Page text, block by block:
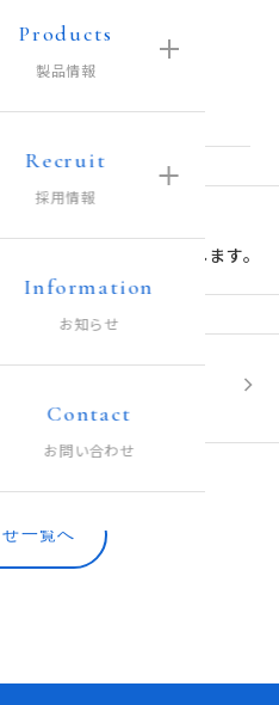
Products
製品情報
Recruit
採用情報
Information
お知らせ
Contact
お問い合わせ
。
』ギフトショーに出展します。
スを出しました
一覧へ